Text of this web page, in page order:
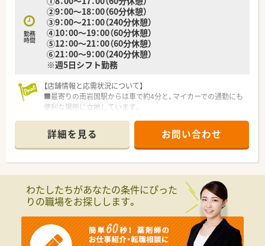
勤務
時間
②9：00～18：00（60分休憩）
③9：00～21：00（240分休憩）
④10：00～19：00（60分休憩）
⑤12：00～21：00（60分休憩）
⑥21：00～9：00（240分休憩）
※週5日シフト勤務
【店舗情報と応需状況について】
■最寄りの南岩国駅からは車で約4分と、マイカーでの通勤にも
便利な場所に立地しています。
ら最大220枚応需します。
■24時間365日開局しており、地域の救急医療を支える重要な役
割を担っている薬局です。
■今回は欠員補充のための募集となり、共に地域医療を支えてい
ただける意欲のある方を求めています。
■総合病院門前の多忙な環境で、幅広い知識とスキルを習得した
■大規模なチームの一員として、周囲と協調しながら円滑に業務
を進められる方を歓迎します。
詳細を見る お問い合わせ
わたしたちがあなたの条件にぴった
りの職場をお探しします。